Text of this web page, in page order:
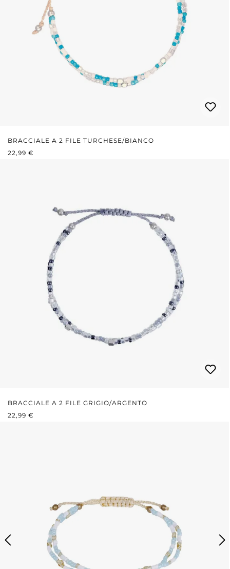
BRACCIALE A 2 FILE TURCHESE/BIANCO
PREZZO NORMALE:
22,99 €
BRACCIALE A 2 FILE GRIGIO/ARGENTO
PREZZO NORMALE:
22,99 €